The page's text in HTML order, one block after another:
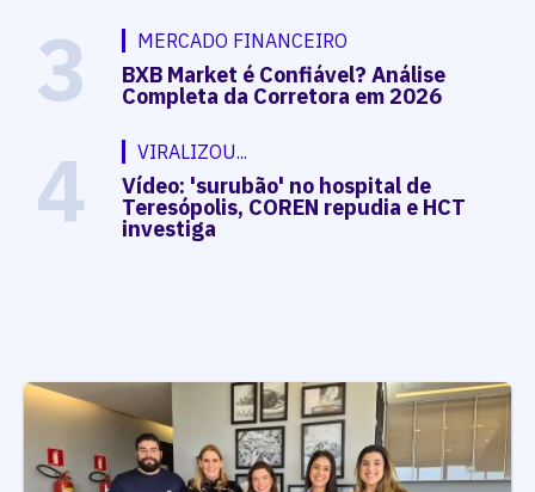
3 MERCADO FINANCEIRO
BXB Market é Confiável? Análise
Completa da Corretora em 2026
4 VIRALIZOU...
Vídeo: 'surubão' no hospital de
Teresópolis, COREN repudia e HCT
investiga